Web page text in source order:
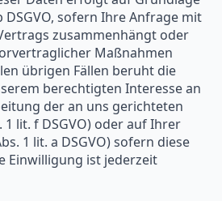
DSGVO, sofern Ihre Anfrage mit
zusammenhängt oder
Maßnahmen
übrigen Fällen beruht die
berechtigten Interesse an
der an uns gerichteten
1 lit. f DSGVO) oder auf Ihrer
1 lit. a DSGVO) sofern diese
Einwilligung ist jederzeit